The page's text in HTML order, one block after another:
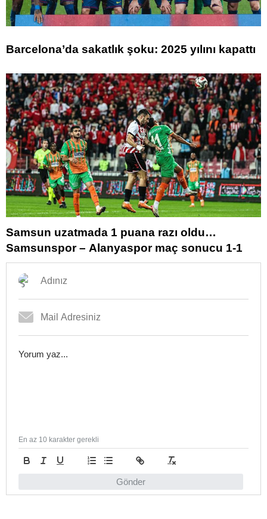
Barcelona’da sakatlık şoku: 2025 yılını kapattı
Samsun uzatmada 1 puana razı oldu…
Samsunspor – Alanyaspor maç sonucu 1-1
Gönder
En az 10 karakter gerekli